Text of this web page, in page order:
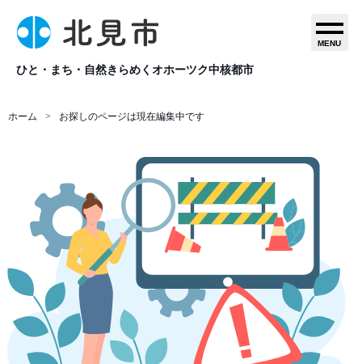
ひと・まち・自然きらめくオホーツク中核都市
MENU
ホーム お探しのページは現在編集中です